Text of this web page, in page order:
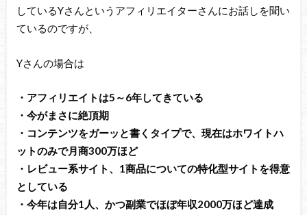
しているYさんというアフィリエイターさんにお話しを聞い
ているのですが、
Yさんの場合は
・アフィリエイトは5～6年してきている
・今がまさに絶頂期
・コンテンツをガーッと書くタイプで、現在はホワイトハ
ットのみで月商300万ほど
・レビュー系サイト、1商品についての特化型サイトを得意
としている
・今年は自分1人、かつ副業でほぼ年収2000万ほど達成